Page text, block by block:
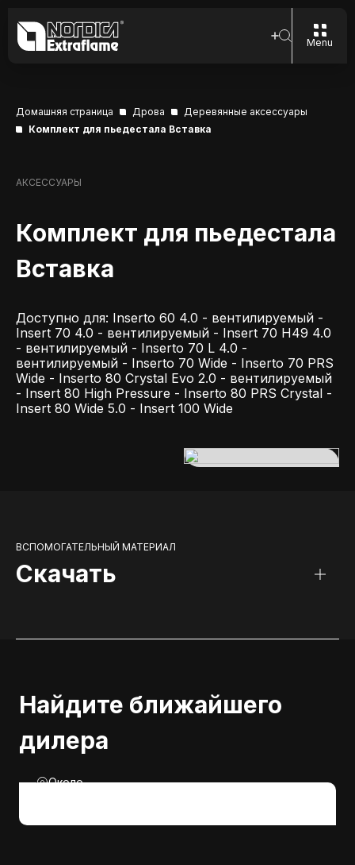
Menu
Домашняя страница Дрова
Деревянные аксессуары
Комплект для пьедестала Вставка
АКСЕССУАРЫ
Комплект для пьедестала
Вставка
Доступно для: Inserto 60 4.0 - вентилируемый -
Insert 70 4.0 - вентилируемый - Insert 70 H49 4.0
- вентилируемый - Inserto 70 L 4.0 -
вентилируемый - Inserto 70 Wide - Inserto 70 PRS
Wide - Inserto 80 Crystal Evo 2.0 - вентилируемый
- Insert 80 High Pressure - Inserto 80 PRS Crystal -
Insert 80 Wide 5.0 - Insert 100 Wide
ВСПОМОГАТЕЛЬНЫЙ МАТЕРИАЛ
Скачать
Найдите ближайшего
дилера
Около